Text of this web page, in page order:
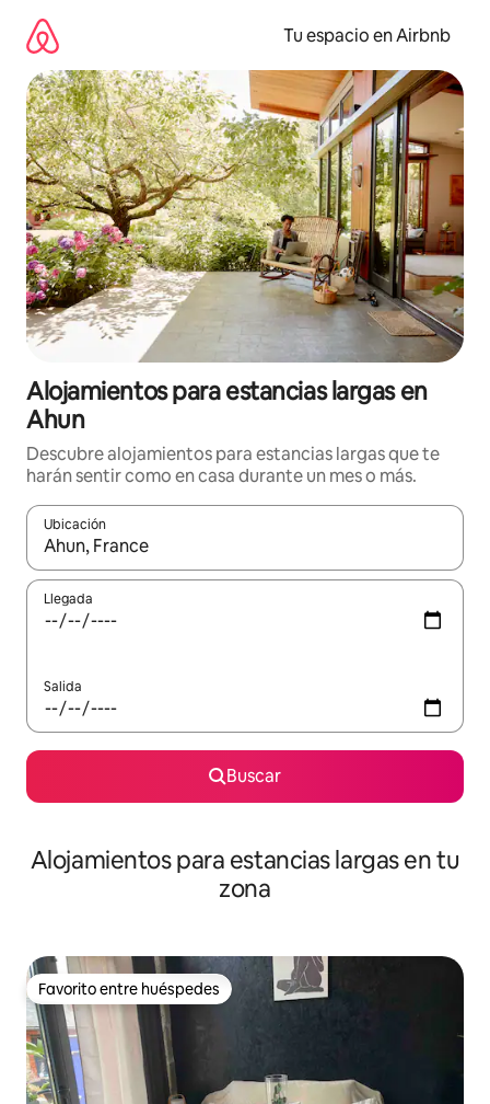
contenido
Tu espacio en Airbnb
Alojamientos para estancias largas en
Ahun
Descubre alojamientos para estancias largas que te
harán sentir como en casa durante un mes o más.
Ubicación
Cuando los resultados estén disponibles, podrás navegar
Llegada
Salida
Buscar
Alojamientos para estancias largas en tu
zona
Favorito entre huéspedes
Favorito entre huéspedes